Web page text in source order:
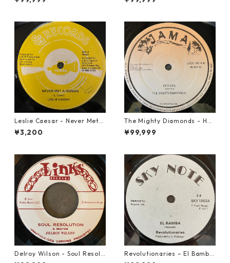
Leslie Caesar - Never Met A
Woman【12-50067】
¥3,200
The Mighty Diamonds - Hey
Girl【12-50053】
¥99,999
Delroy Wilson - Soul Resolu
tion【7-21935】
Revolutionaries – El Bamba
【7-21855】